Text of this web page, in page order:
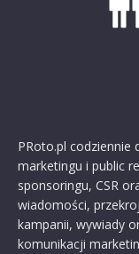
PRoto.pl codziennie
marketingu i public
sponsoringu, CSR
wiadomości,
kampanii, wywiady
komunikacji